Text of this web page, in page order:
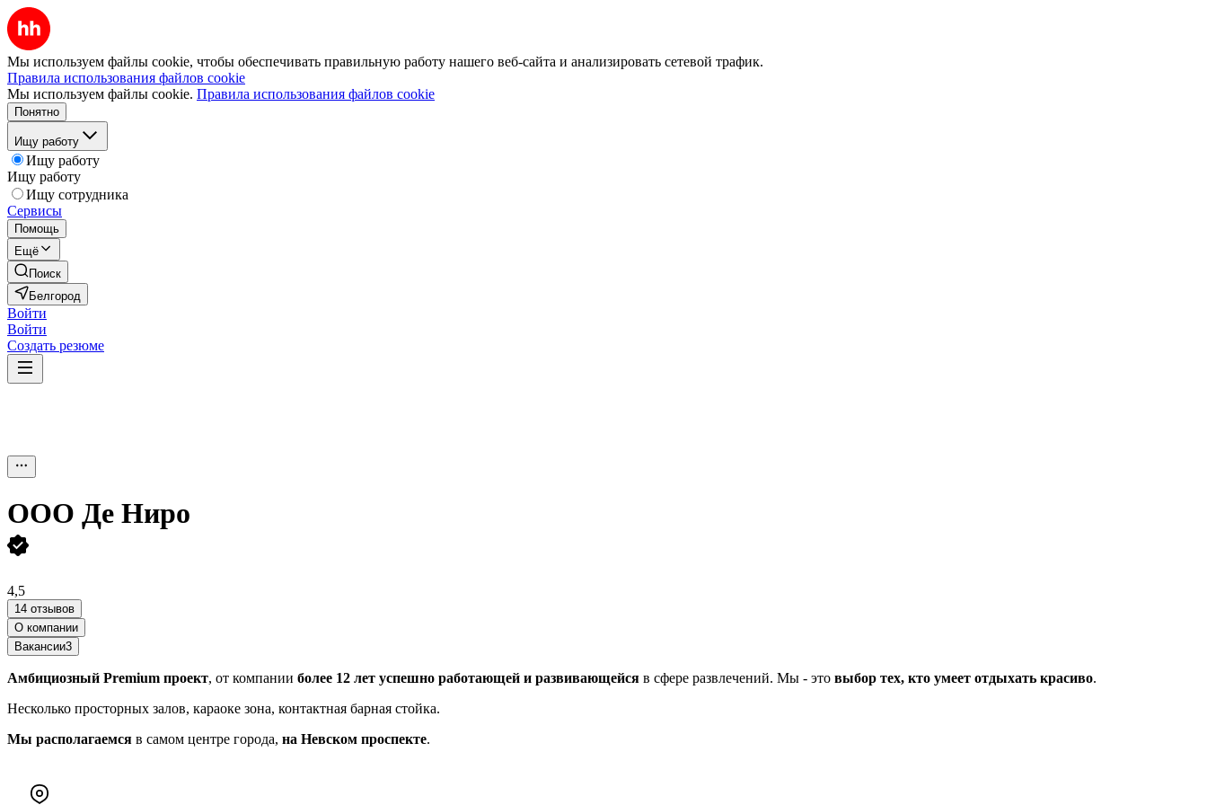
Мы используем файлы cookie, чтобы обеспечивать правильную работу нашего веб-сайта и анализировать сетевой трафик.
Правила использования файлов cookie
Мы используем файлы cookie. Правила использования файлов cookie
Понятно
Ищу работу
Ищу работу
Ищу работу
Ищу сотрудника
Сервисы
Помощь
Ещё
Поиск
Белгород
Войти
Войти
Создать резюме
ООО Де Ниро
4,5
14 отзывов
О компании
Вакансии3
Амбициозный Premium проект, от компании более 12 лет успешно работающей и развивающейся в сфере развлечений. Мы - это выбор тех, кто умеет отдыхать красиво.
Несколько просторных залов, караоке зона, контактная барная стойка.
Мы располагаемся в самом центре города, на Невском проспекте.